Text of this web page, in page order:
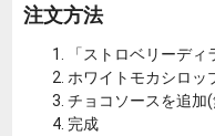
注文方法
「ストロベリーデ
ホワイトモカシロッ
チョコソースを追加
完成